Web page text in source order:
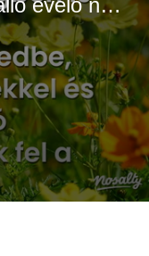
Júliusban ültesd el: 7 hőálló évelő növény a színes és buja kertért